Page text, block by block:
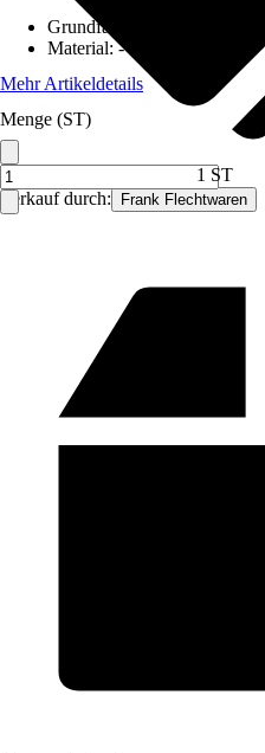
Verkauf durch: Frank Flechtwaren
Grundfarbe
Material:-
Mehr Artikeldetails
Menge (ST)
1 ST